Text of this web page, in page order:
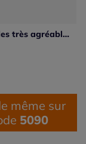
Baskets sneakers sportives et confortables très agréable à porter
même sur
5090